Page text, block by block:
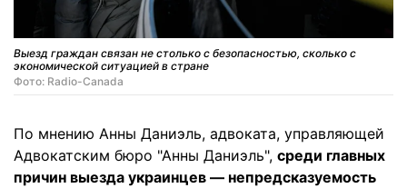
Выезд граждан связан не столько с безопасностью, сколько с
экономической ситуацией в стране
Фото: Radio-Canada
По мнению Анны Даниэль, адвоката, управляющей
Адвокатским бюро "Анны Даниэль", среди главных
причин выезда украинцев — непредсказуемость